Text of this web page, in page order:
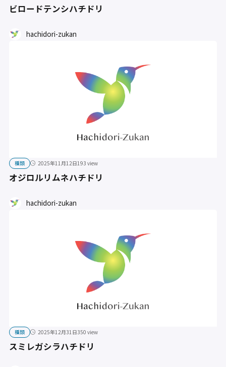
ビロードテンシハチドリ
hachidori-zukan
種類 2025年11月12日193 view
オジロルリムネハチドリ
hachidori-zukan
種類 2025年12月31日350 view
スミレガシラハチドリ